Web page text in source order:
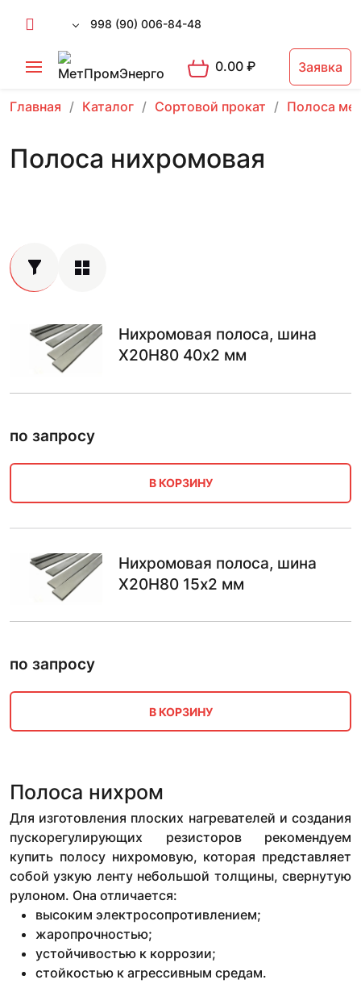
998 (90) 006-84-48
0.00₽ Заявка
Главная Каталог Сортовой прокат Полоса
Полоса нихромовая
Нихромовая полоса, шина
Х20Н80 40х2 мм
по запросу
В КОРЗИНУ
Нихромовая полоса, шина
Х20Н80 15х2 мм
по запросу
В КОРЗИНУ
Полоса нихром
Для изготовления плоских нагревателей и создания
пускорегулирующих резисторов рекомендуем
купить полосу нихромовую, которая представляет
собой узкую ленту небольшой толщины, свернутую
рулоном. Она отличается:
высоким электросопротивлением;
жаропрочностью;
устойчивостью к коррозии;
стойкостью к агрессивным средам.